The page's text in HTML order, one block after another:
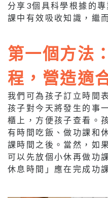
分享3個具科學根據的
課中有效吸收知識，繼
第一個方法
程，營造適
我們可為孩子訂立時間
孩子對今天將發生的事
櫃上，方便孩子查看。
有時間吃飯、做功課和
課時間之後。當然，如
可以先放個小休再做功
休息時間」應在完成功